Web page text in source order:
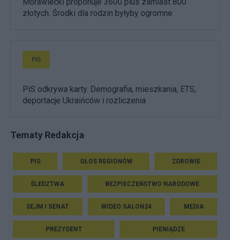
złotych. Środki dla rodzin byłyby ogromne
PiS
PiS odkrywa karty. Demografia, mieszkania, ETS,
deportacje Ukraińców i rozliczenia
Tematy Redakcja
PIS GŁOS REGIONÓW ZDROWIE
ŚLEDZTWA BEZPIECZEŃSTWO NARODOWE
SEJM I SENAT WIDEO SALON24 MEDIA
PREZYDENT PIENIĄDZE